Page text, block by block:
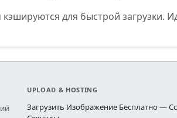
для быстрой загрузки.
UPLOAD & HOSTING
Загрузить Изображение Бесплатно —